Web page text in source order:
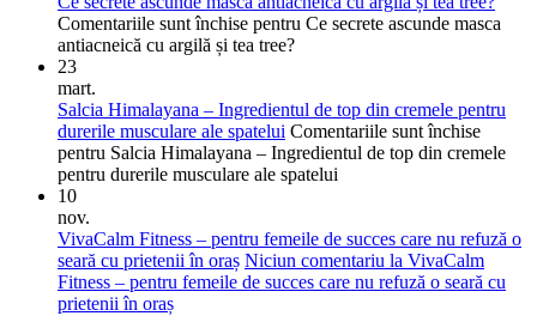
Comentariile sunt închise pentru Ce secrete ascunde masca
antiacneică cu argilă și tea tree?
23
mart.
Salcia Himalayana – Ingredientul de top din cremele pentru
durerile musculare ale spatelui Comentariile sunt închise
pentru Salcia Himalayana – Ingredientul de top din cremele
pentru durerile musculare ale spatelui
10
nov.
VivaCalm Fitness – pentru femeile de succes care nu refuză o
seară cu prietenii în oraș Niciun comentariu la VivaCalm
Fitness – pentru femeile de succes care nu refuză o seară cu
prietenii în oraș